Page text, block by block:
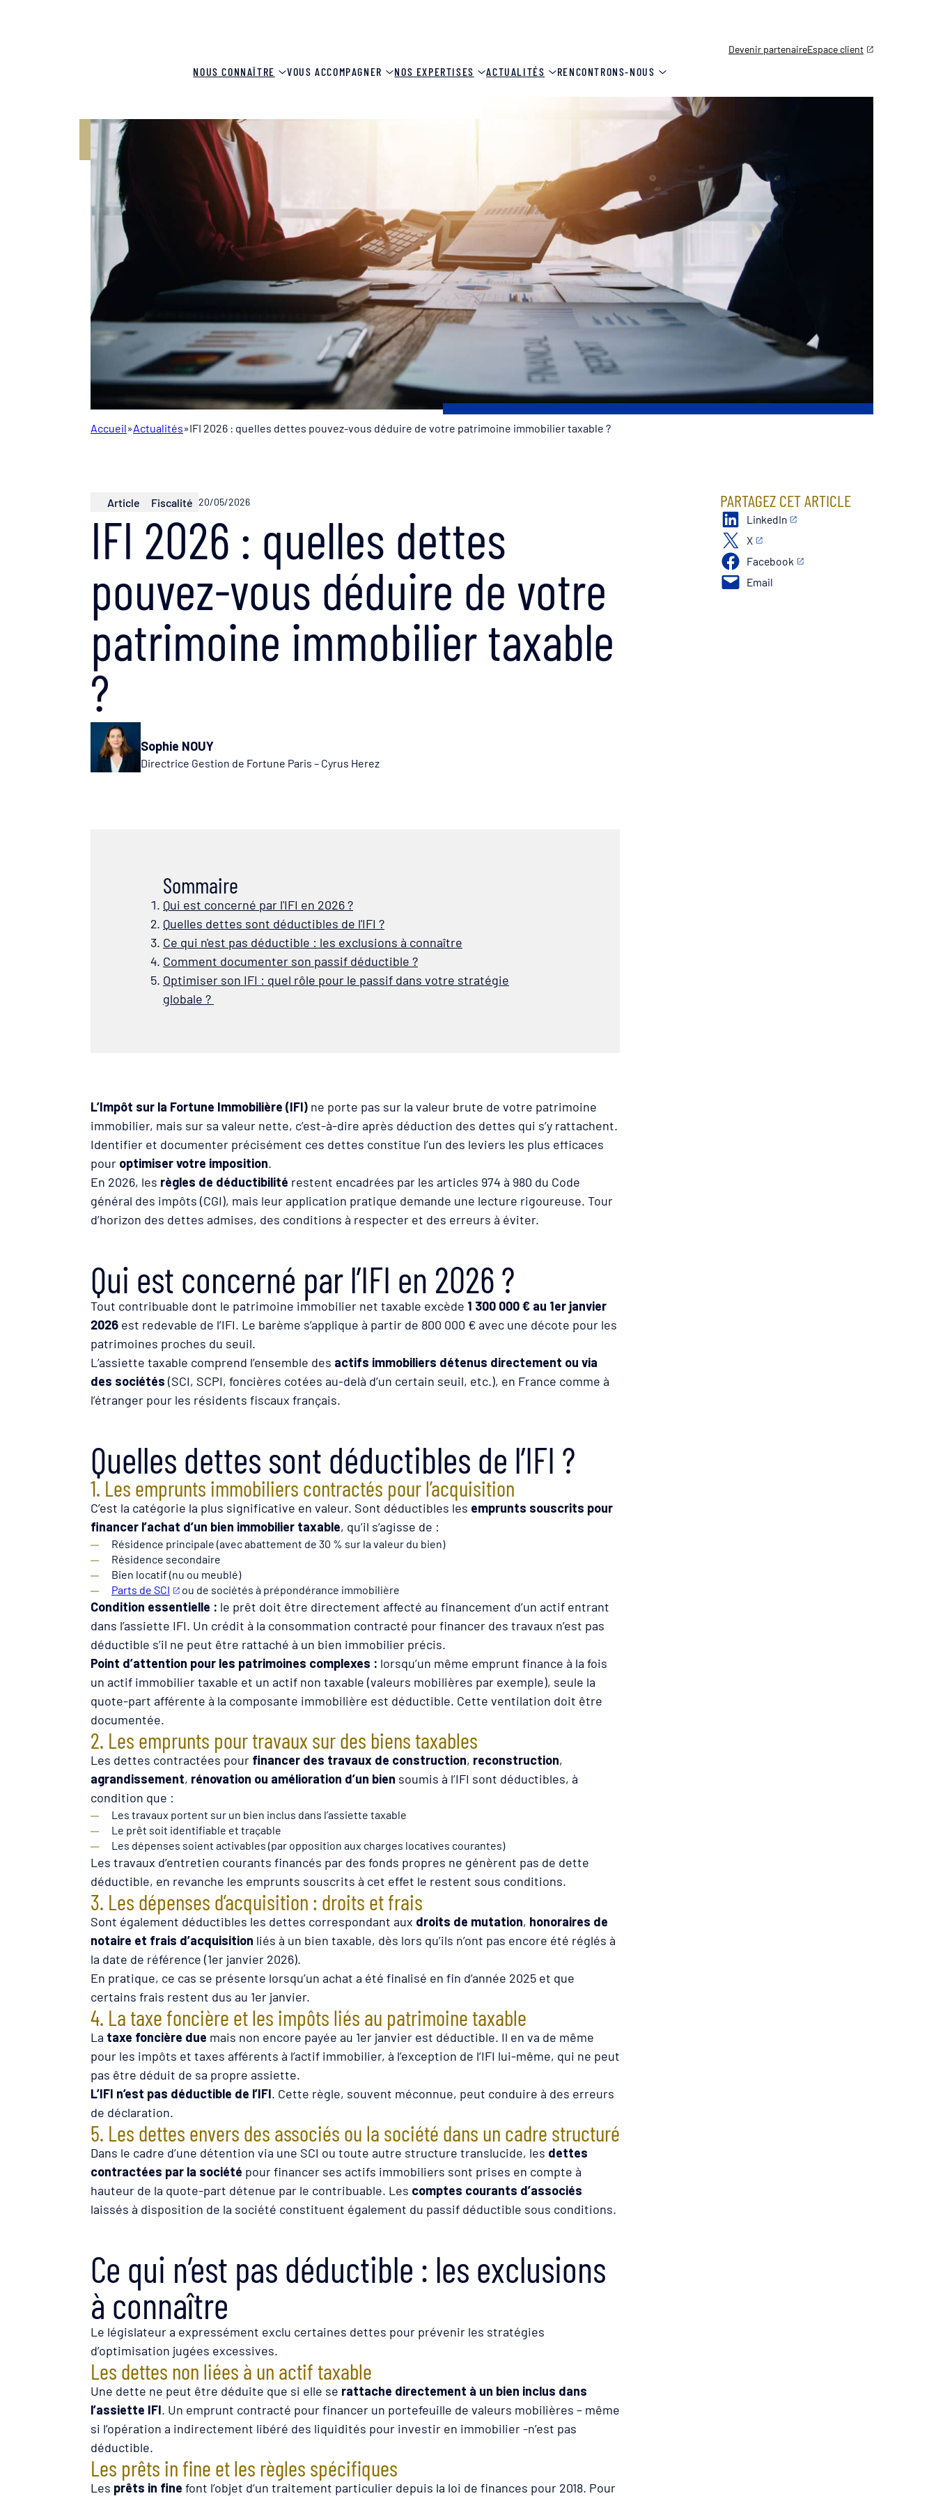
NOUS CONNAÎTRE VOUS ACCOMPAGNER NOS EXPERTISES ACTUALITÉS RENCONTRONS-NOUS
Devenir partenaireEspace client
Accueil»Actualités»IFI 2026 : quelles dettes pouvez-vous déduire de votre patrimoine immobilier taxable ?
Article Fiscalité 20/05/2026
IFI 2026 : quelles dettes
pouvez-vous déduire de votre
patrimoine immobilier taxable
?
Sophie NOUY
Directrice Gestion de Fortune Paris – Cyrus Herez
Sommaire
Qui est concerné par l'IFI en 2026 ?
Quelles dettes sont déductibles de l'IFI ?
Ce qui n'est pas déductible : les exclusions à connaître
Comment documenter son passif déductible ?
Optimiser son IFI : quel rôle pour le passif dans votre stratégie
globale ?
L’Impôt sur la Fortune Immobilière (IFI) ne porte pas sur la valeur brute de votre patrimoine
immobilier, mais sur sa valeur nette, c’est-à-dire après déduction des dettes qui s’y rattachent.
Identifier et documenter précisément ces dettes constitue l’un des leviers les plus efficaces
pour optimiser votre imposition.
En 2026, les règles de déductibilité restent encadrées par les articles 974 à 980 du Code
général des impôts (CGI), mais leur application pratique demande une lecture rigoureuse. Tour
d’horizon des dettes admises, des conditions à respecter et des erreurs à éviter.
Qui est concerné par l’IFI en 2026 ?
Tout contribuable dont le patrimoine immobilier net taxable excède 1 300 000 € au 1er janvier
2026 est redevable de l’IFI. Le barème s’applique à partir de 800 000 € avec une décote pour les
patrimoines proches du seuil.
L’assiette taxable comprend l’ensemble des actifs immobiliers détenus directement ou via
des sociétés (SCI, SCPI, foncières cotées au-delà d’un certain seuil, etc.), en France comme à
l’étranger pour les résidents fiscaux français.
Quelles dettes sont déductibles de l’IFI ?
1. Les emprunts immobiliers contractés pour l’acquisition
C’est la catégorie la plus significative en valeur. Sont déductibles les emprunts souscrits pour
financer l’achat d’un bien immobilier taxable, qu’il s’agisse de :
Résidence principale (avec abattement de 30 % sur la valeur du bien)
Résidence secondaire
Bien locatif (nu ou meublé)
Parts de SCI
ou de sociétés à prépondérance immobilière
Condition essentielle : le prêt doit être directement affecté au financement d’un actif entrant
dans l’assiette IFI. Un crédit à la consommation contracté pour financer des travaux n’est pas
déductible s’il ne peut être rattaché à un bien immobilier précis.
Point d’attention pour les patrimoines complexes : lorsqu’un même emprunt finance à la fois
un actif immobilier taxable et un actif non taxable (valeurs mobilières par exemple), seule la
quote-part afférente à la composante immobilière est déductible. Cette ventilation doit être
documentée.
2. Les emprunts pour travaux sur des biens taxables
Les dettes contractées pour financer des travaux de construction, reconstruction,
agrandissement, rénovation ou amélioration d’un bien soumis à l’IFI sont déductibles, à
condition que :
Les travaux portent sur un bien inclus dans l’assiette taxable
Le prêt soit identifiable et traçable
Les dépenses soient activables (par opposition aux charges locatives courantes)
Les travaux d’entretien courants financés par des fonds propres ne génèrent pas de dette
déductible, en revanche les emprunts souscrits à cet effet le restent sous conditions.
3. Les dépenses d’acquisition : droits et frais
Sont également déductibles les dettes correspondant aux droits de mutation, honoraires de
notaire et frais d’acquisition liés à un bien taxable, dès lors qu’ils n’ont pas encore été réglés à
la date de référence (1er janvier 2026).
En pratique, ce cas se présente lorsqu’un achat a été finalisé en fin d’année 2025 et que
certains frais restent dus au 1er janvier.
4. La taxe foncière et les impôts liés au patrimoine taxable
La taxe foncière due mais non encore payée au 1er janvier est déductible. Il en va de même
pour les impôts et taxes afférents à l’actif immobilier, à l’exception de l’IFI lui-même, qui ne peut
pas être déduit de sa propre assiette.
L’IFI n’est pas déductible de l’IFI. Cette règle, souvent méconnue, peut conduire à des erreurs
de déclaration.
5. Les dettes envers des associés ou la société dans un cadre structuré
Dans le cadre d’une détention via une SCI ou toute autre structure translucide, les dettes
contractées par la société pour financer ses actifs immobiliers sont prises en compte à
hauteur de la quote-part détenue par le contribuable. Les comptes courants d’associés
laissés à disposition de la société constituent également du passif déductible sous conditions.
Ce qui n’est pas déductible : les exclusions
à connaître
Le législateur a expressément exclu certaines dettes pour prévenir les stratégies
d’optimisation jugées excessives.
Les dettes non liées à un actif taxable
Une dette ne peut être déduite que si elle se rattache directement à un bien inclus dans
l’assiette IFI. Un emprunt contracté pour financer un portefeuille de valeurs mobilières – même
si l’opération a indirectement libéré des liquidités pour investir en immobilier -n’est pas
déductible.
Les prêts in fine et les règles spécifiques
Les prêts in fine font l’objet d’un traitement particulier depuis la loi de finances pour 2018. Pour
PARTAGEZ CET ARTICLE
LinkedIn
X
Facebook
Email